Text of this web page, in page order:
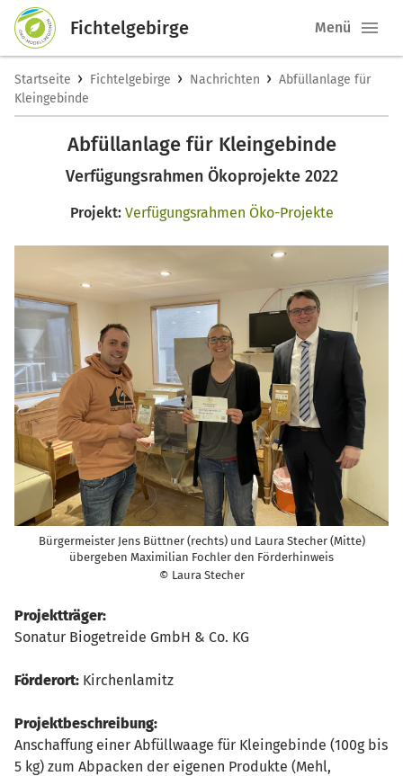
Fichtelgebirge Menü
Startseite › Fichtelgebirge › Nachrichten › Abfüllanlage für
Kleingebinde
Abfüllanlage für Kleingebinde
Verfügungsrahmen Ökoprojekte 2022
Projekt: Verfügungsrahmen Öko-Projekte
Bürgermeister Jens Büttner (rechts) und Laura Stecher (Mitte)
übergeben Maximilian Fochler den Förderhinweis
© Laura Stecher
Projektträger:
Sonatur Biogetreide GmbH & Co. KG
Förderort: Kirchenlamitz
Projektbeschreibung:
Anschaffung einer Abfüllwaage für Kleingebinde (100g bis
5 kg) zum Abpacken der eigenen Produkte (Mehl,